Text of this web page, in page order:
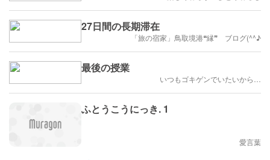
27日間の長期滞在
「旅の宿家」鳥取境港❝縁❞ ブログ(^^♪
最後の授業
いつもゴキゲンでいたいから…
ふとうこうにっき. 1
愛言葉